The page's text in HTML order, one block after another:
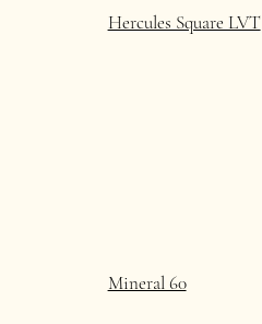
Hercules Square LVT
Mineral 60